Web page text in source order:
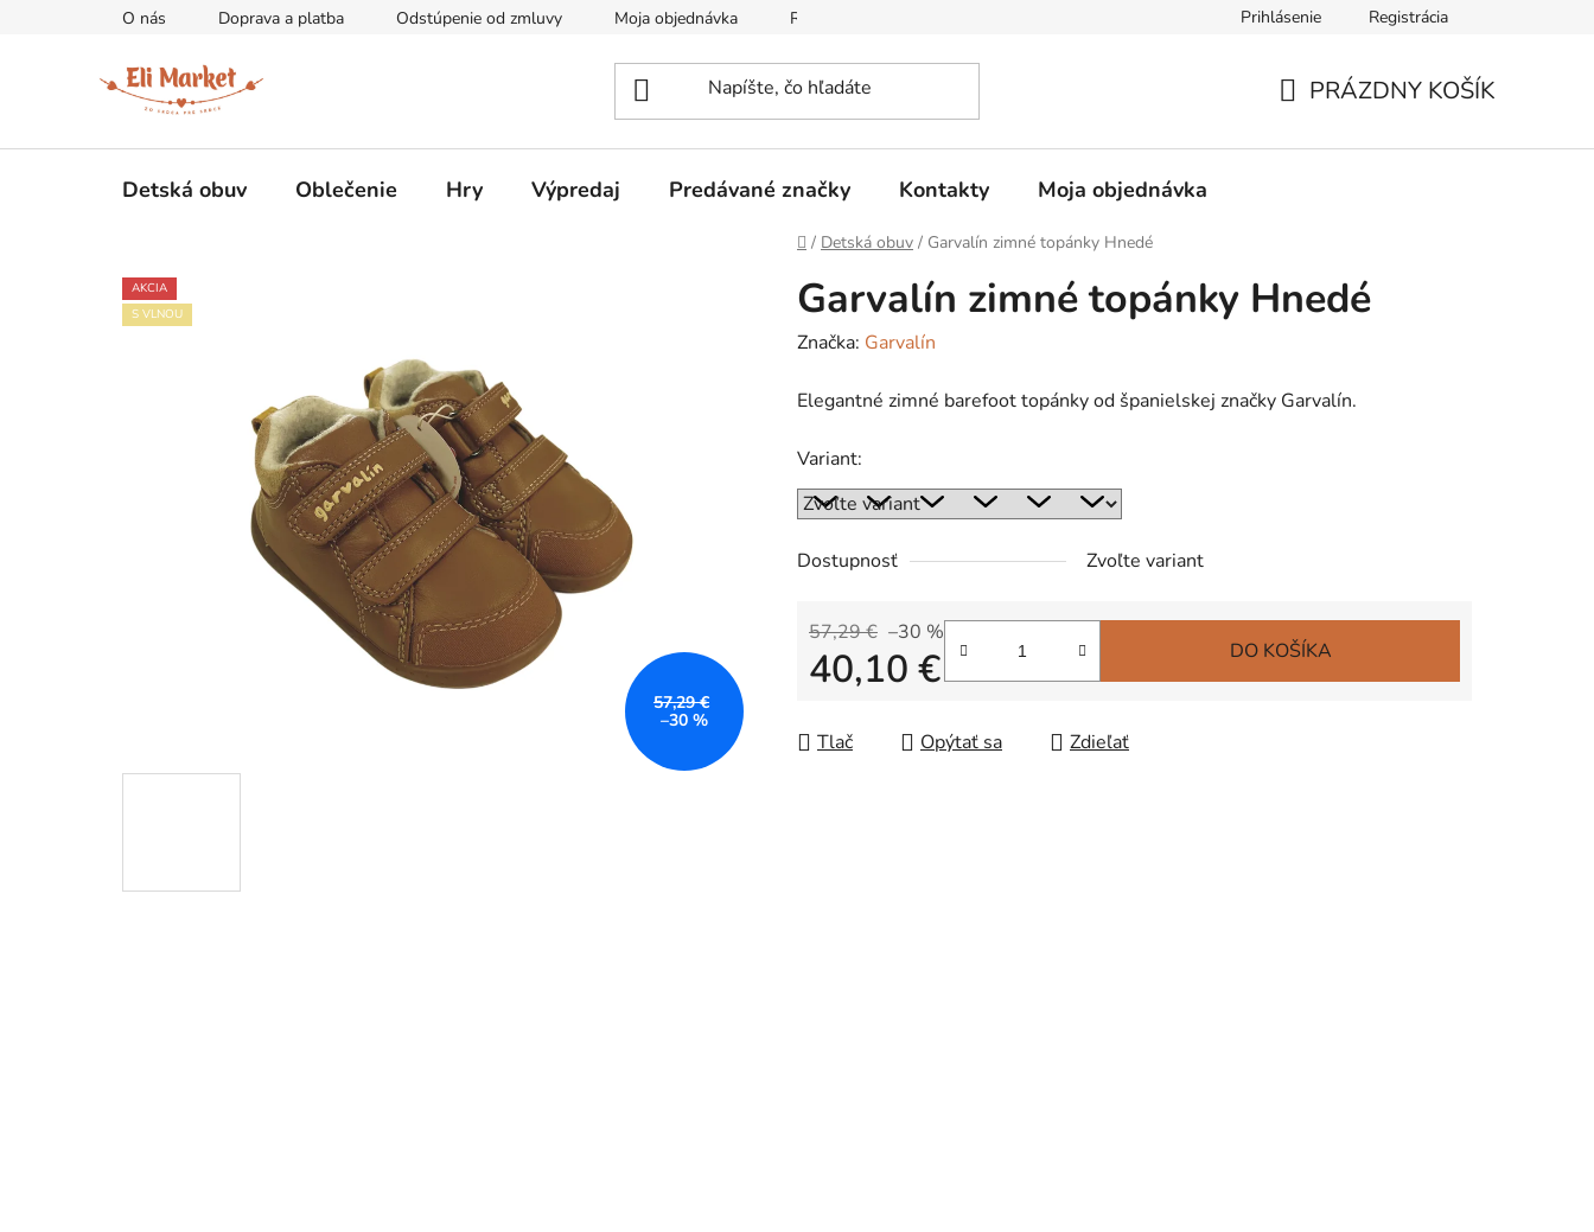
O nás Doprava a platba Odstúpenie od zmluvy Moja objednávka Reklamačný protokol Pravidlá ochrany osobných údajov
Prihlásenie Registrácia
PRÁZDNY KOŠÍK
Detská obuv Oblečenie Hry Výpredaj Predávané značky Kontakty Moja objednávka
Domov
/ Detská obuv / Garvalín zimné topánky Hnedé
Garvalín zimné topánky Hnedé
Značka: Garvalín
Elegantné zimné barefoot topánky od španielskej značky Garvalín.
Variant:
Dostupnosť Zvoľte variant
57,29 € –30 %
40,10 € DO KOŠÍKA
Tlač Opýtať sa Zdieľať
AKCIA
S VLNOU
57,29 €
–30 %